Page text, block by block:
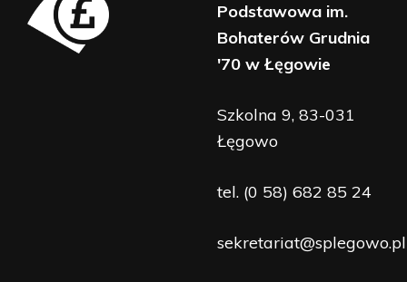
Podstawowa im.
Bohaterów Grudnia
'70 w Łęgowie
Szkolna 9, 83-031
Łęgowo
tel. (0 58) 682 85 24
sekretariat@splegowo.pl